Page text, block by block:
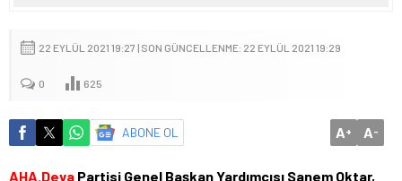
22 EYLÜL 2021 19:27 | SON GÜNCELLENME: 22 EYLÜL 2021 19:29
0 625
ABONE OL A+ A-
AHA.Deva Partisi Genel Başkan Yardımcısı Sanem Oktar,